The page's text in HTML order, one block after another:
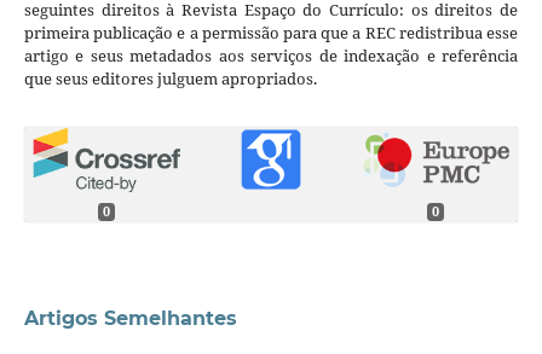
seguintes direitos à Revista Espaço do Currículo: os direitos de
primeira publicação e a permissão para que a REC redistribua esse
artigo e seus metadados aos serviços de indexação e referência
que seus editores julguem apropriados.
0 0
Artigos Semelhantes